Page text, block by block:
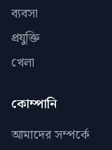
ব্যবসা
প্রযুক্তি
খেলা
কোম্পানি
আমাদের সম্পর্কে